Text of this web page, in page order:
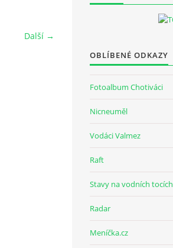
Další →
OBLÍBENÉ ODKAZY
Fotoalbum Chotiváci
Nicneuměl
Vodáci Valmez
Raft
Stavy na vodních tocích
Radar
Meníčka.cz